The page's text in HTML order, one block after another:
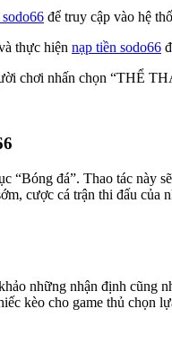
để truy cập vào hệ
thực hiện nạp tiền sodo66
chơi nhấn chọn “THỂ
“Bóng đá”. Thao tác này
cược cá trận thi đấu
những nhận định cũng
kèo cho game thủ